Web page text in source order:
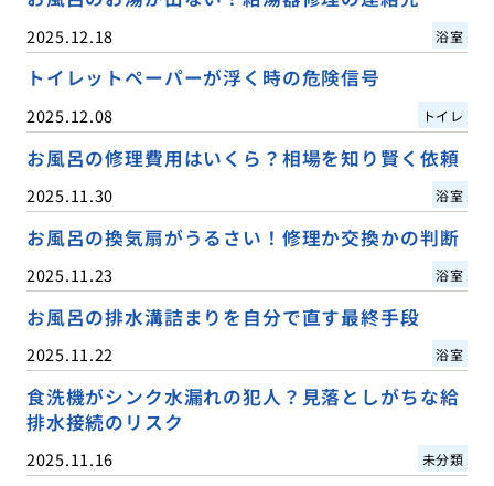
2025.12.18 浴室
トイレットペーパーが浮く時の危険信号
2025.12.08 トイレ
お風呂の修理費用はいくら？相場を知り賢く依頼
2025.11.30 浴室
お風呂の換気扇がうるさい！修理か交換かの判断
2025.11.23 浴室
お風呂の排水溝詰まりを自分で直す最終手段
2025.11.22 浴室
食洗機がシンク水漏れの犯人？見落としがちな給
排水接続のリスク
2025.11.16 未分類